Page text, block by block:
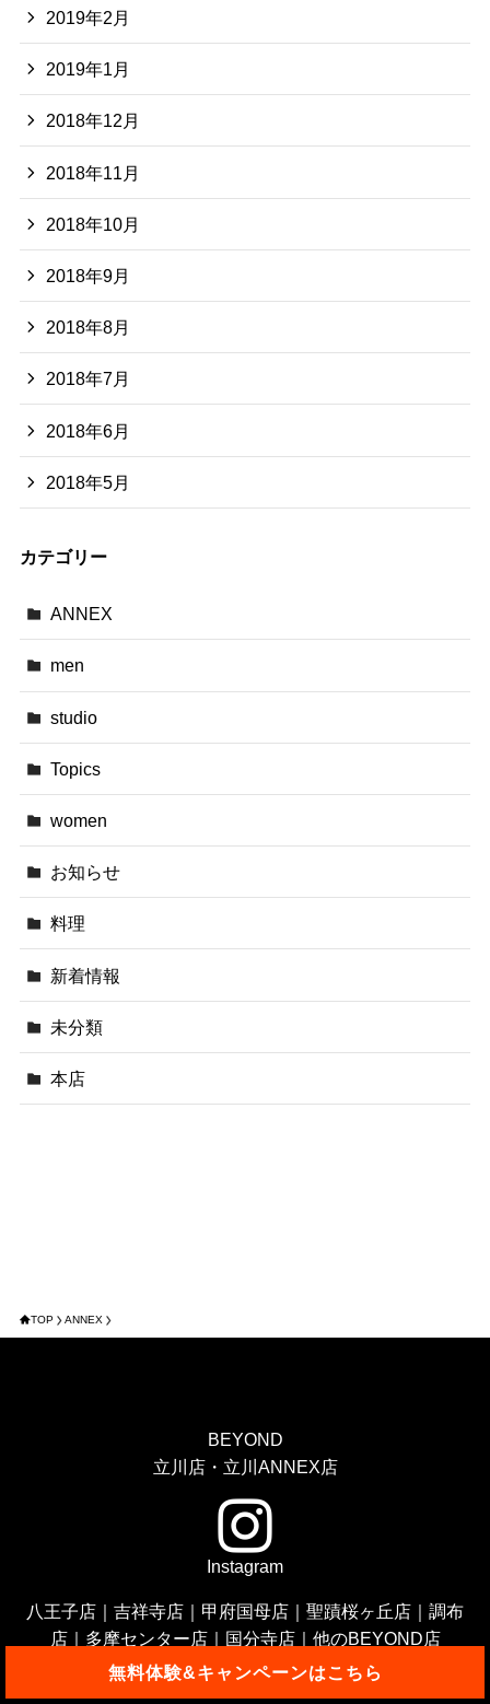
2019年2月
2019年1月
2018年12月
2018年11月
2018年10月
2018年9月
2018年8月
2018年7月
2018年6月
2018年5月
カテゴリー
ANNEX
men
studio
Topics
women
お知らせ
料理
新着情報
未分類
本店
無料体験&キャンペーンはこちら
TOP ANNEX
BEYOND
立川店・立川ANNEX店
Instagram
八王子店 吉祥寺店 甲府国母店 聖蹟桜ヶ丘店
調布
店｜ 多摩センター店｜ 国分寺店｜ 他のBEYOND店